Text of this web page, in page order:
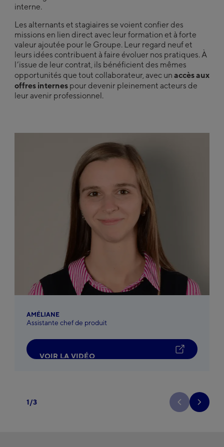
interne.
Les alternants et stagiaires se voient confier des
missions en lien direct avec leur formation et à forte
valeur ajoutée pour le Groupe. Leur regard neuf et
leurs idées contribuent à faire évoluer nos pratiques. À
l’issue de leur contrat, ils bénéficient des mêmes
opportunités que tout collaborateur, avec un accès aux
offres internespour devenir pleinement acteurs de
leur avenir professionnel.
AMÉLIANE
Assistante chef de produit
VOIR LA VIDÉO
Précedent
1/3 Suivant